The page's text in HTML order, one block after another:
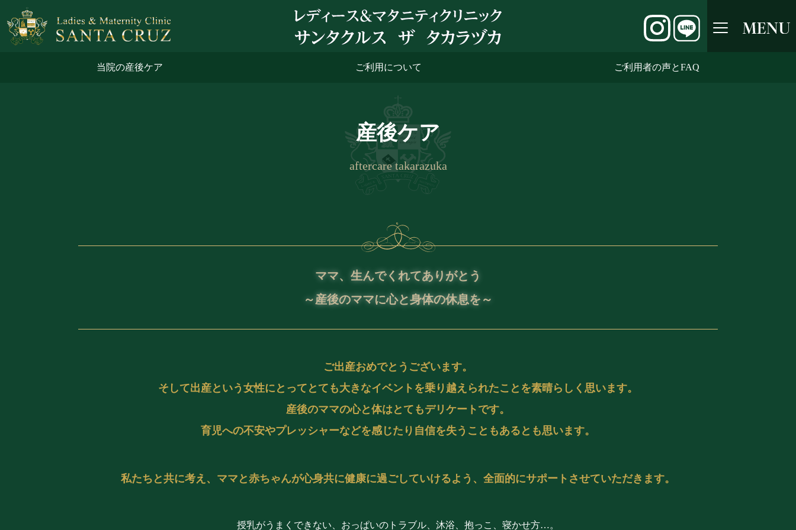
当院の産後ケア ご利用について ご利用者の声とFAQ
産後ケア
aftercare takarazuka
ママ、生んでくれてありがとう
～産後のママに心と身体の休息を～
ご出産おめでとうございます。
そして出産という女性にとってとても大きなイベントを乗り越えられたことを素晴らしく思います。
産後のママの心と体はとてもデリケートです。
育児への不安やプレッシャーなどを感じたり自信を失うこともあるとも思います。
私たちと共に考え、ママと赤ちゃんが心身共に健康に過ごしていけるよう、全面的にサポートさせていただきます。
授乳がうまくできない、おっぱいのトラブル、沐浴、抱っこ、寝かせ方…。